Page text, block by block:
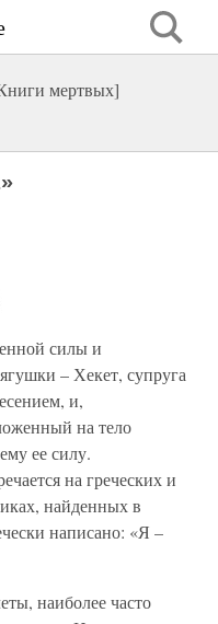
мертвых]
силы и
– Хекет, супруга
и,
на тело
ее силу.
на греческих и
найденных в
написано: «Я –
наиболее часто